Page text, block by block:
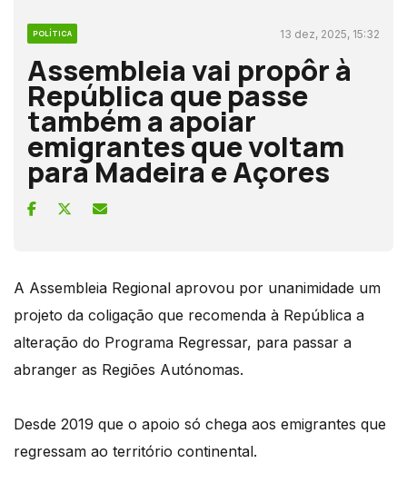
POLÍTICA 13 dez, 2025, 15:32
Assembleia vai propôr à
República que passe
também a apoiar
emigrantes que voltam
para Madeira e Açores
A Assembleia Regional aprovou por unanimidade um
projeto da coligação que recomenda à República a
alteração do Programa Regressar, para passar a
abranger as Regiões Autónomas.
Desde 2019 que o apoio só chega aos emigrantes que
regressam ao território continental.